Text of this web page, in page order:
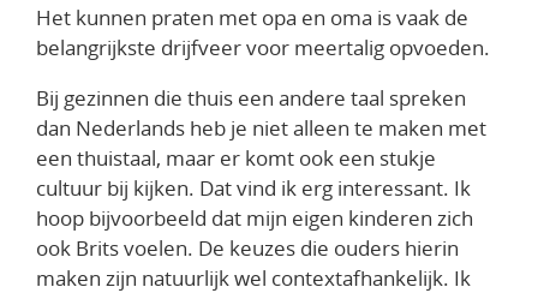
Het kunnen praten met opa en oma is vaak de
belangrijkste drijfveer voor meertalig opvoeden.
Bij gezinnen die thuis een andere taal spreken
dan Nederlands heb je niet alleen te maken met
een thuistaal, maar er komt ook een stukje
cultuur bij kijken. Dat vind ik erg interessant. Ik
hoop bijvoorbeeld dat mijn eigen kinderen zich
ook Brits voelen. De keuzes die ouders hierin
maken zijn natuurlijk wel contextafhankelijk. Ik